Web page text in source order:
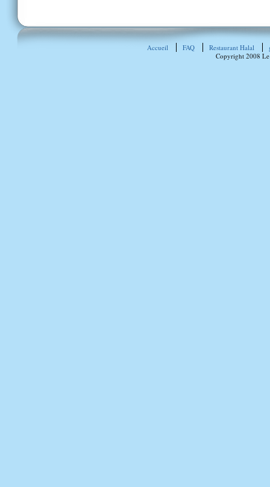
Accueil FAQ Restaurant Halal
Copyright 2008